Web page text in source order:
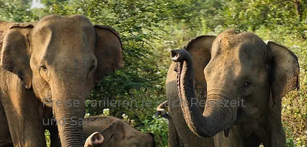
Preise variieren je nach Reisezeit
und Saison.